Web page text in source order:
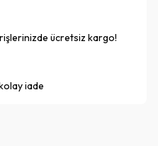
ücretsiz kargo!
iade